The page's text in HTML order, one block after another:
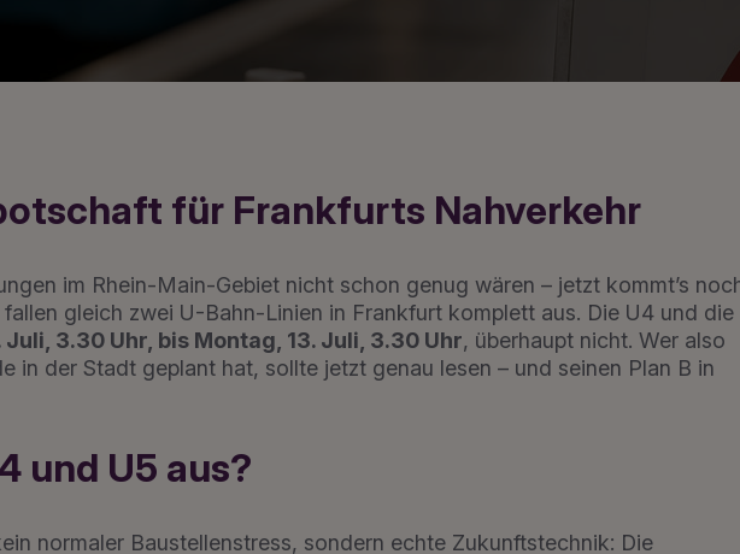
für Frankfurts Nahverkehr
im Rhein-Main-Gebiet nicht schon genug wären – jetzt kommt’s
gleich zwei U-Bahn-Linien in Frankfurt komplett aus. Die U4 und die
Juli, 3.30 Uhr, bis Montag, 13. Juli, 3.30 Uhr, überhaupt nicht. Wer also
in der Stadt geplant hat, sollte jetzt genau lesen – und seinen Plan B in
und U5 aus?
normaler Baustellenstress, sondern echte Zukunftstechnik: Die